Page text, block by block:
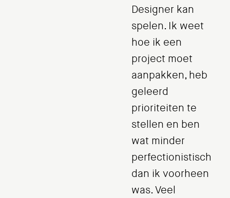
Designer kan
spelen. Ik weet
hoe ik een
project moet
aanpakken, heb
geleerd
prioriteiten te
stellen en ben
wat minder
perfectionistisch
dan ik voorheen
was. Veel